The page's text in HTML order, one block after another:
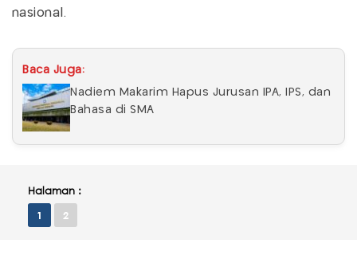
nasional.
Baca Juga:
Nadiem Makarim Hapus Jurusan IPA, IPS, dan
Bahasa di SMA
Halaman :
1 2